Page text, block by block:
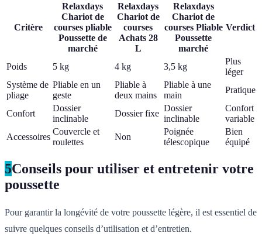
Critère
Relaxdays
Chariot de
courses pliable
Poussette de
marché
Relaxdays
Chariot de
courses
Achats 28
L
Relaxdays
Chariot de
courses Pliable
Poussette
marché
Verdict
Poids 5 kg 4 kg 3,5 kg
Plus
léger
Système de
pliage
Pliable en un
geste
Pliable à
deux mains
Pliable à une
main
Pratique
Confort
Dossier
inclinable
Dossier fixe
Dossier
inclinable
Confort
variable
Accessoires
Couvercle et
roulettes
Non
Poignée
télescopique
Bien
équipé
5Conseils pour utiliser et entretenir votre
poussette
Pour garantir la longévité de votre poussette légère, il est essentiel de
suivre quelques conseils d’utilisation et d’entretien.